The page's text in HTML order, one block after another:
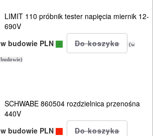
LIMIT 110 próbnik tester napięcia miernik 12-
690V
w budowie PLN
(w
budowie)
SCHWABE 860504 rozdzielnica przenośna
440V
w budowie PLN